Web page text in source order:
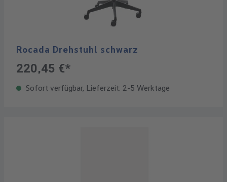
Rocada Drehstuhl schwarz
220,45 €*
Sofort verfügbar, Lieferzeit: 2-5 Werktage